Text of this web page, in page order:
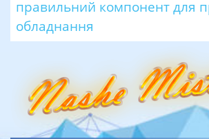
правильний компонент для
обладнання